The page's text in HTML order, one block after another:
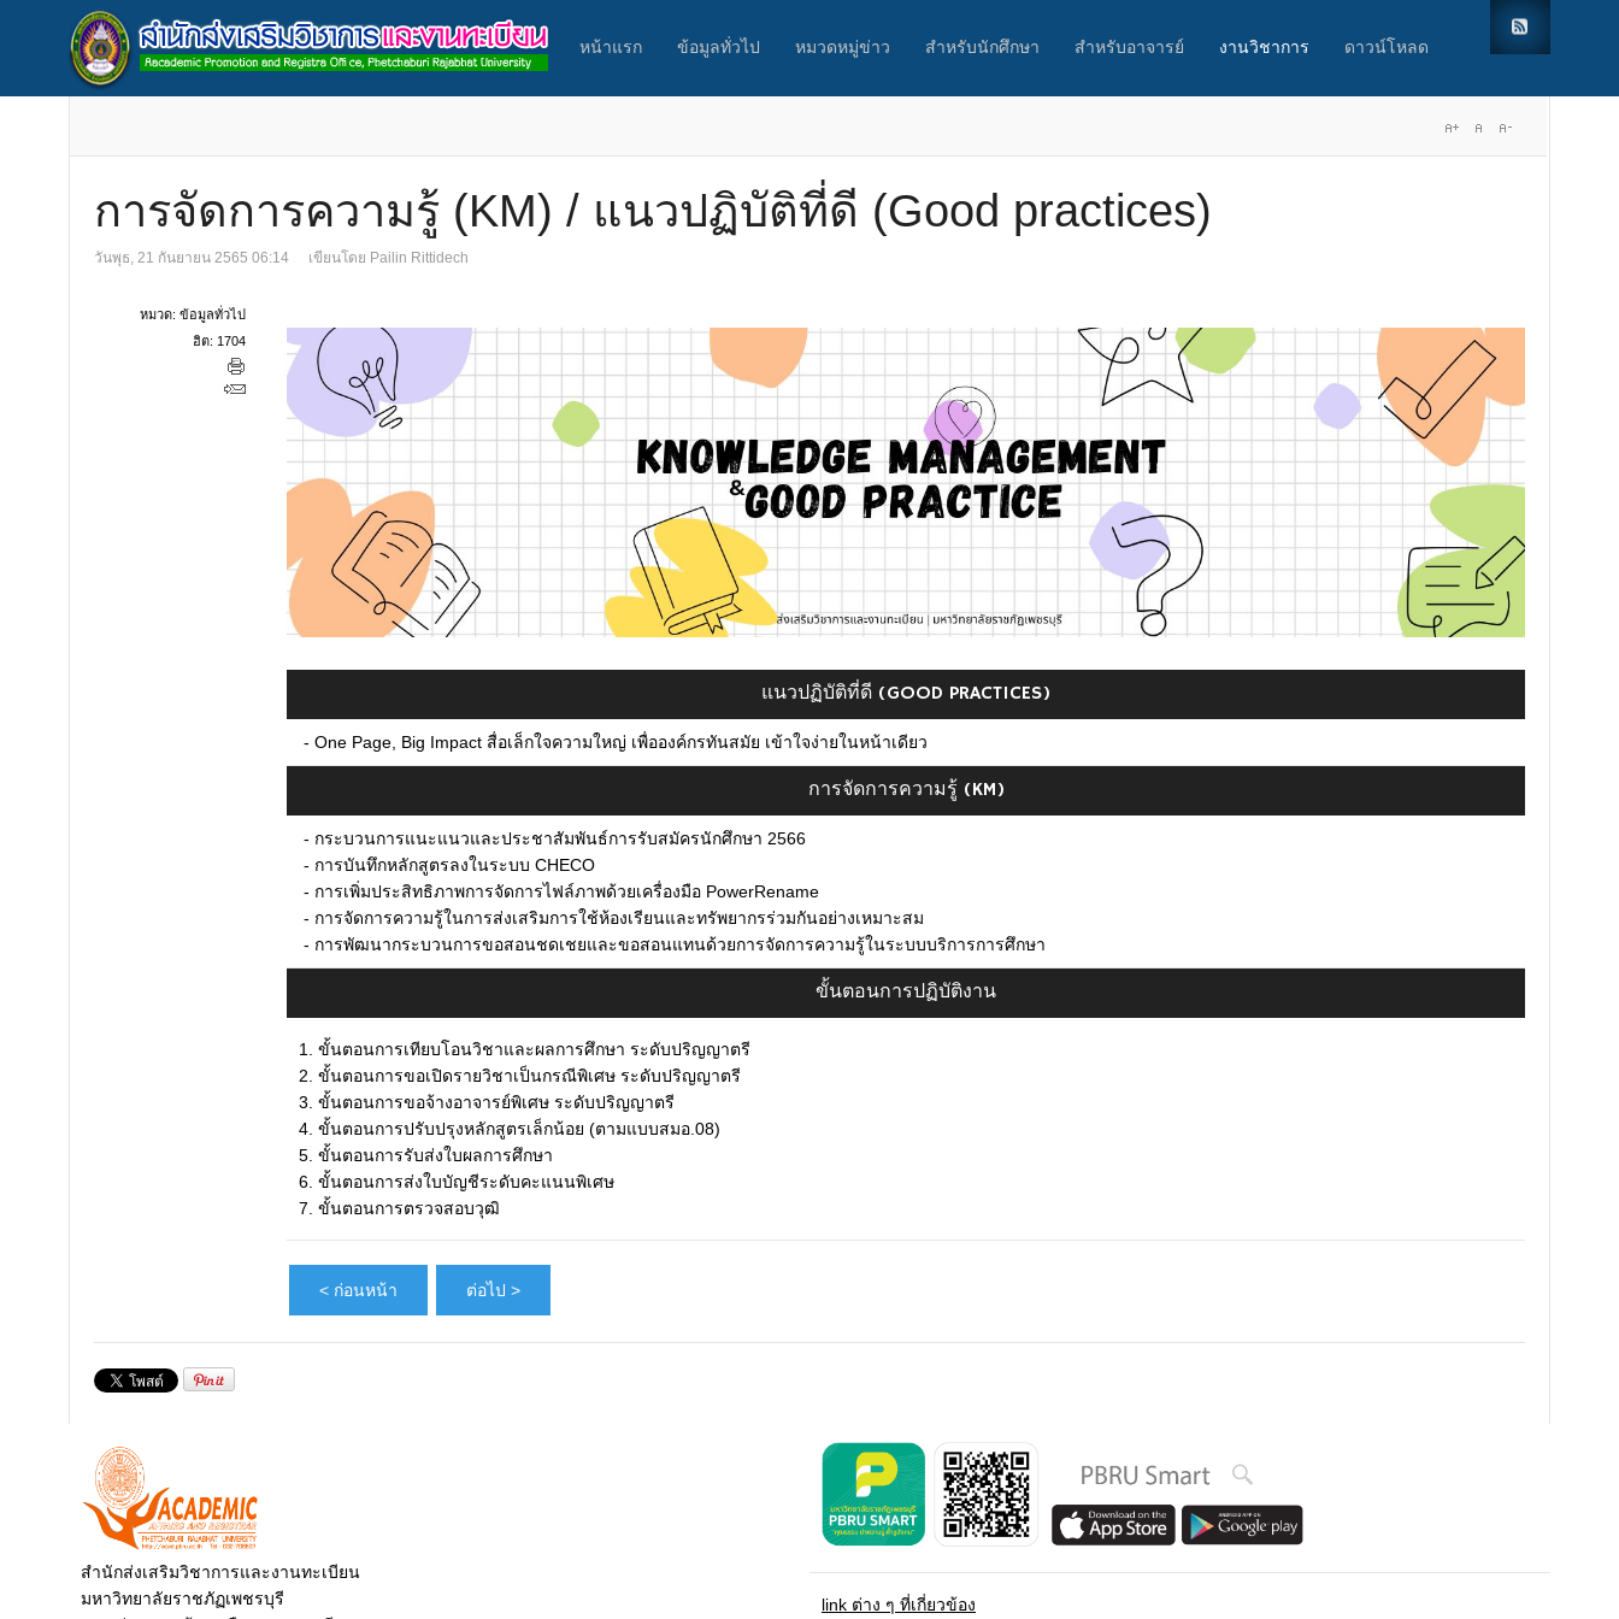
หน้าแรก ข้อมูลทั่วไป หมวดหมู่ข่าว สำหรับนักศึกษา สำหรับอาจารย์ งานวิชาการ ดาวน์โหลด
การจัดการความรู้ (KM) / แนวปฏิบัติที่ดี (Good practices)
วันพุธ, 21 กันยายน 2565 06:14 เขียนโดย Pailin Rittidech
หมวด: ข้อมูลทั่วไป
ฮิต: 1704
แนวปฏิบัติที่ดี (GOOD PRACTICES)
- One Page, Big Impact สื่อเล็กใจความใหญ่ เพื่อองค์กรทันสมัย เข้าใจง่ายในหน้าเดียว
การจัดการความรู้ (KM)
- กระบวนการแนะแนวและประชาสัมพันธ์การรับสมัครนักศึกษา 2566
- การบันทึกหลักสูตรลงในระบบ CHECO
- การเพิ่มประสิทธิภาพการจัดการไฟล์ภาพด้วยเครื่องมือ PowerRename
- การจัดการความรู้ในการส่งเสริมการใช้ห้องเรียนและทรัพยากรร่วมกันอย่างเหมาะสม
- การพัฒนากระบวนการขอสอนชดเชยและขอสอนแทนด้วยการจัดการความรู้ในระบบบริการการศึกษา
ขั้นตอนการปฏิบัติงาน
1. ขั้นตอนการเทียบโอนวิชาและผลการศึกษา ระดับปริญญาตรี
2. ขั้นตอนการขอเปิดรายวิชาเป็นกรณีพิเศษ ระดับปริญญาตรี
3. ขั้นตอนการขอจ้างอาจารย์พิเศษ ระดับปริญญาตรี
4. ขั้นตอนการปรับปรุงหลักสูตรเล็กน้อย (ตามแบบสมอ.08)
5. ขั้นตอนการรับส่งใบผลการศึกษา
6. ขั้นตอนการส่งใบบัญชีระดับคะแนนพิเศษ
7. ขั้นตอนการตรวจสอบวุฒิ
< ก่อนหน้า ต่อไป >
สำนักส่งเสริมวิชาการและงานทะเบียน
มหาวิทยาลัยราชภัฏเพชรบุรี
link ต่าง ๆ ที่เกี่ยวข้อง